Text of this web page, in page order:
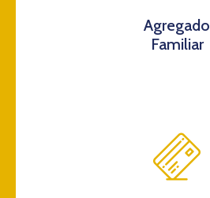
Agregado
Familiar